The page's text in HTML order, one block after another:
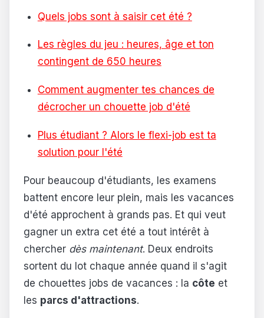
Quels jobs sont à saisir cet été ?
Les règles du jeu : heures, âge et ton
contingent de 650 heures
Comment augmenter tes chances de
décrocher un chouette job d'été
Plus étudiant ? Alors le flexi-job est ta
solution pour l'été
Pour beaucoup d'étudiants, les examens
battent encore leur plein, mais les vacances
d'été approchent à grands pas. Et qui veut
gagner un extra cet été a tout intérêt à
chercher dès maintenant. Deux endroits
sortent du lot chaque année quand il s'agit
de chouettes jobs de vacances : la côte et
les parcs d'attractions.